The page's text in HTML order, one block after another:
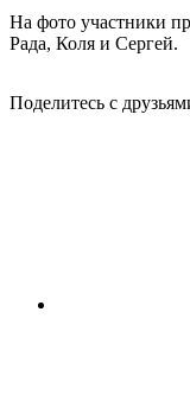
На фото участники
Рада, Коля и Сергей.
Поделитесь с